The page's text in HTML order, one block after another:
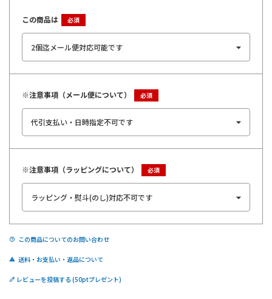
この商品は
※注意事項（メール便について）
※注意事項（ラッピングについて）
この商品についてのお問い合わせ
送料・お支払い・返品について
レビューを投稿する